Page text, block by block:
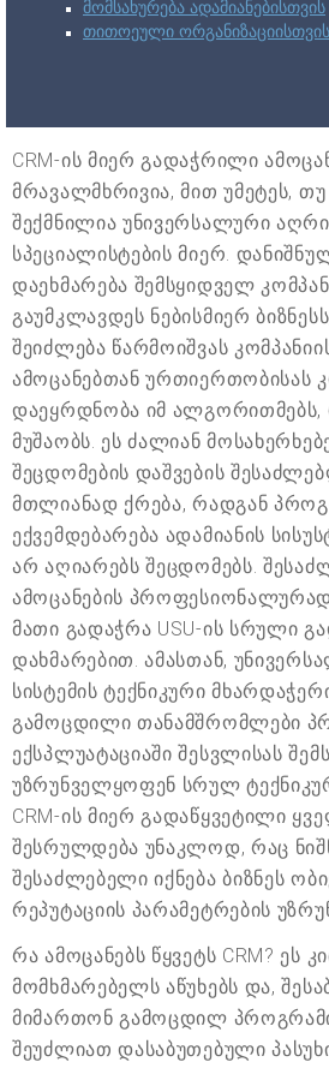
მომსახურება ადამიანებისთვის
თითოეული ორგანიზაციისთვის
CRM-ის მიერ გადაჭრილი
მრავალმხრივია, მით უმეტეს,
შექმნილია უნივერსალური
სპეციალისტების მიერ.
დაეხმარება შემსყიდველ
გაუმკლავდეს ნებისმიერ
შეიძლება წარმოიშვას
ამოცანებთან ურთიერთობისას
დაეყრდნობა იმ
მუშაობს. ეს ძალიან
შეცდომების დაშვების
მთლიანად ქრება, რადგან
ექვემდებარება ადამიანის
არ აღიარებს შეცდომებს.
ამოცანების
მათი გადაჭრა USU-ის სრული
დახმარებით. ამასთან,
სისტემის ტექნიკური
გამოცდილი თანამშრომლები
ექსპლუატაციაში შესვლისას
უზრუნველყოფენ სრულ
CRM-ის მიერ გადაწყვეტილი
შესრულდება უნაკლოდ, რაც
შესაძლებელი იქნება ბიზნეს
რეპუტაციის პარამეტრების
რა ამოცანებს წყვეტს CRM? ეს
მომხმარებელს აწუხებს და,
მიმართონ გამოცდილ
შეუძლიათ დასაბუთებული